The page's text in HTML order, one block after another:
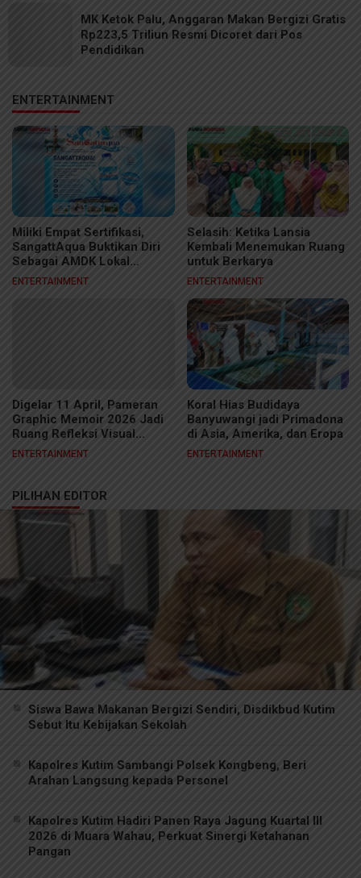
MK Ketok Palu, Anggaran Makan Bergizi Gratis
Rp223,5 Triliun Resmi Dicoret dari Pos
Pendidikan
ENTERTAINMENT
Miliki Empat Sertifikasi,
SangattAqua Buktikan Diri
Sebagai AMDK Lokal
Berkelas
ENTERTAINMENT
Selasih: Ketika Lansia
Kembali Menemukan Ruang
untuk Berkarya
ENTERTAINMENT
Digelar 11 April, Pameran
Graphic Memoir 2026 Jadi
Ruang Refleksi Visual
Kreator Samarinda
ENTERTAINMENT
Koral Hias Budidaya
Banyuwangi jadi Primadona
di Asia, Amerika, dan Eropa
ENTERTAINMENT
PILIHAN EDITOR
Siswa Bawa Makanan Bergizi Sendiri, Disdikbud Kutim
Sebut Itu Kebijakan Sekolah
Kapolres Kutim Sambangi Polsek Kongbeng, Beri
Arahan Langsung kepada Personel
Kapolres Kutim Hadiri Panen Raya Jagung Kuartal III
2026 di Muara Wahau, Perkuat Sinergi Ketahanan
Pangan